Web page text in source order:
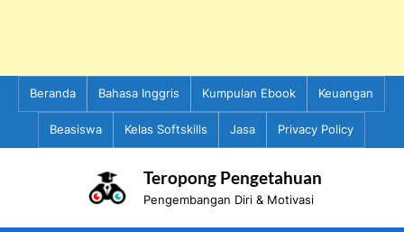
content
Beranda Bahasa Inggris Kumpulan Ebook Keuangan
Beasiswa Kelas Softskills Jasa Privacy Policy
Teropong Pengetahuan
Pengembangan Diri & Motivasi